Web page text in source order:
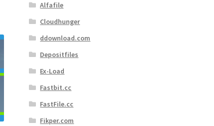
Alfafile
Cloudhunger
ddownload.com
Depositfiles
Ex-Load
Fastbit.cc
FastFile.cc
Fikper.com